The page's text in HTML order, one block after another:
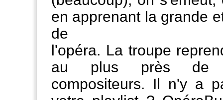
en apprenant la grande
de
l'opéra. La troupe
au plus près de
compositeurs. Il n'y a